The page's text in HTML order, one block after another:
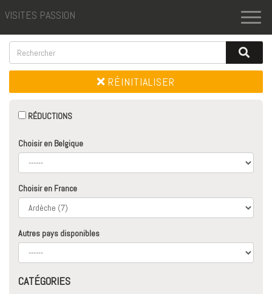
VISITES PASSION
RÉINITIALISER
RÉDUCTIONS
Choisir en Belgique
Choisir en France
Autres pays disponibles
CATÉGORIES